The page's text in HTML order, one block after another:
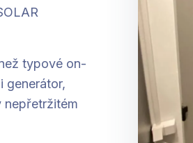
typové on-
generátor,
nepřetržitém